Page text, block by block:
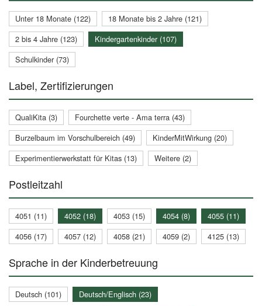
Unter 18 Monate (122)
18 Monate bis 2 Jahre (121)
2 bis 4 Jahre (123)
Kindergartenkinder (107)
Schulkinder (73)
Label, Zertifizierungen
QualiKita (3)
Fourchette verte - Ama terra (43)
Burzelbaum im Vorschulbereich (49)
KinderMitWirkung (20)
Experimentierwerkstatt für Kitas (13)
Weitere (2)
Postleitzahl
4051 (11) 4052 (18) 4053 (15) 4054 (8)
4055 (11)
4056 (17)
4057 (12) 4058 (21) 4059 (2) 4125 (13)
Sprache in der Kinderbetreuung
Deutsch (101)
Deutsch/Englisch (23)